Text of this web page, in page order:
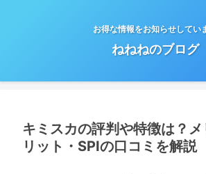
お得な情報をお知らせしてい
ねねねのブログ
キミスカの評判や特徴は？
リット・SPIの口コミを解説